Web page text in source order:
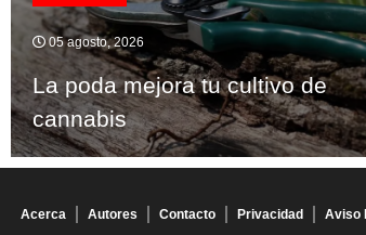
05 agosto, 2026
La poda mejora tu cultivo de
cannabis
Acerca Autores Contacto Privacidad Aviso